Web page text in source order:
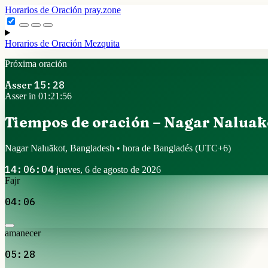
Horarios de Oración pray.zone
Horarios de Oración Mezquita
Próxima oración
Asser 15:28
Asser in 01:21:55
Tiempos de oración – Nagar
Nagar Naluākot, Bangladesh • hora de Bangladés (UTC+6)
14:06:05 jueves, 6 de agosto de 2026
Fajr
04:06
amanecer
05:28